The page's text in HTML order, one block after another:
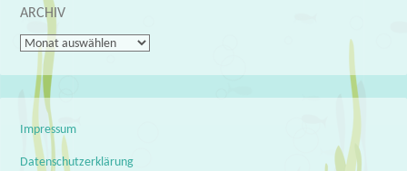
ARCHIV
Archiv
Impressum
Datenschutzerklärung